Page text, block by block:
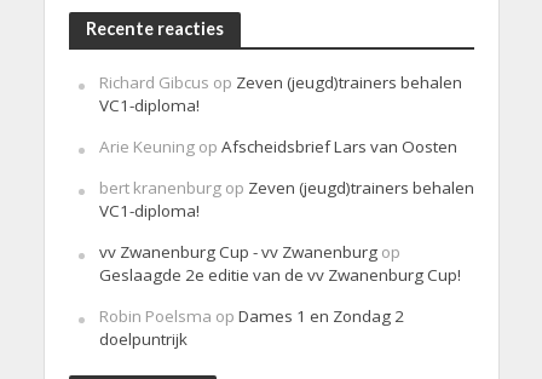
Recente reacties
Richard Gibcus op Zeven (jeugd)trainers behalen
VC1-diploma!
Arie Keuningop Afscheidsbrief Lars van Oosten
bert kranenburgop Zeven (jeugd)trainers behalen
VC1-diploma!
vv Zwanenburg Cup - vv Zwanenburgop
Geslaagde 2e editie van de vv Zwanenburg Cup!
Robin Poelsma op Dames 1 en Zondag 2
doelpuntrijk